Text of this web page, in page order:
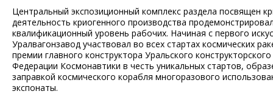
Центральный экспозиционный комплекс раздела посвящен
деятельность криогенного производства
квалификационный уровень рабочих. Начиная с первого
Уралвагонзавод участвовал во всех стартах космических
премии главного конструктора Уральского
Федерации Космонавтики в честь уникальных стартов,
заправкой космического корабля многоразового
экспонаты.